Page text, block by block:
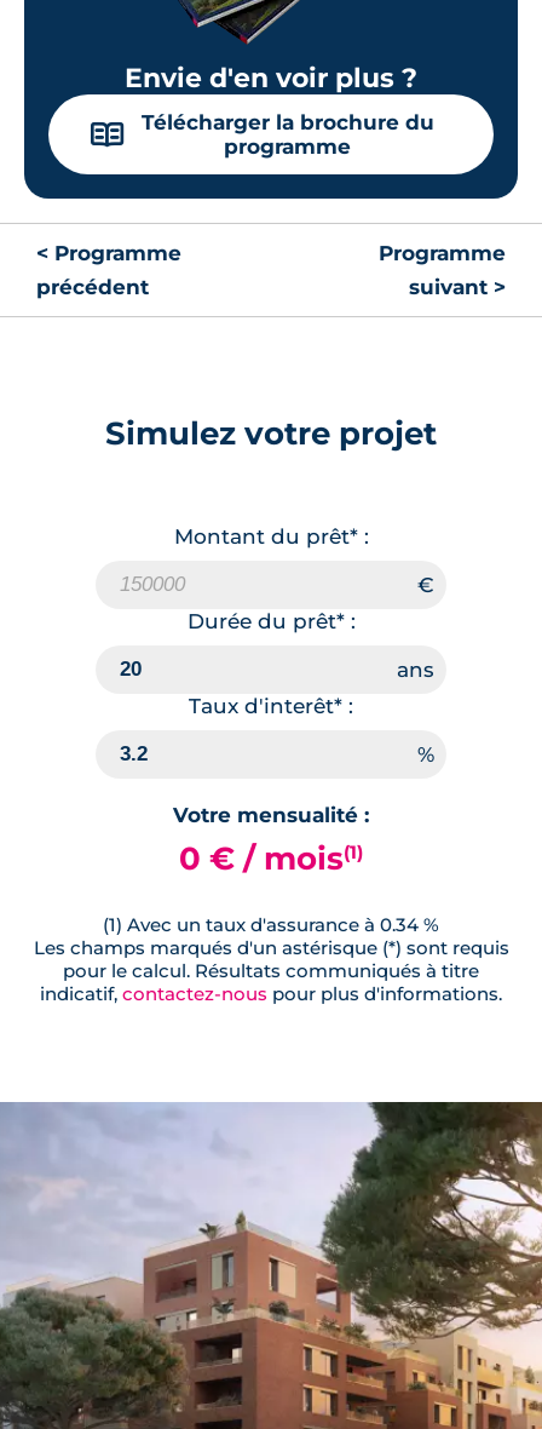
Envie d'en voir plus ?
📖
Télécharger la brochure du
programme
< Programme
précédent
Programme
suivant >
Simulez votre projet
Montant du prêt* :
Durée du prêt* :
Taux d'interêt* :
Votre mensualité :
0 € / mois(1)
(1) Avec un taux d'assurance à 0.34 %
Les champs marqués d'un astérisque (*) sont requis
pour le calcul. Résultats communiqués à titre
indicatif, contactez-nous pour plus d'informations.